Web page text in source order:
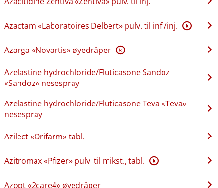
Azactam «Laboratoires Delbert» pulv. til inf.​/​inj. K
Azarga «Novartis» øyedråper K
Azelastine hydrochloride​/​Fluticasone Sandoz
«Sandoz» nesespray
Azelastine hydrochloride​/​Fluticasone Teva «Teva»
nesespray
Azilect «Orifarm» tabl.
Azitromax «Pfizer» pulv. til mikst., tabl. K
Azopt «2care4» øyedråper